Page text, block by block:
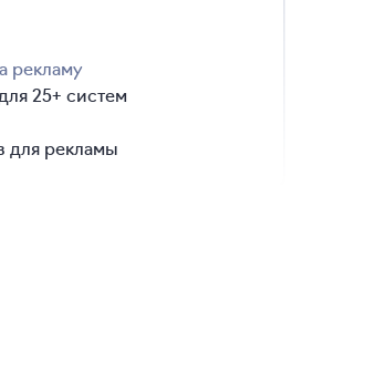
рекламу
25+ систем
для рекламы